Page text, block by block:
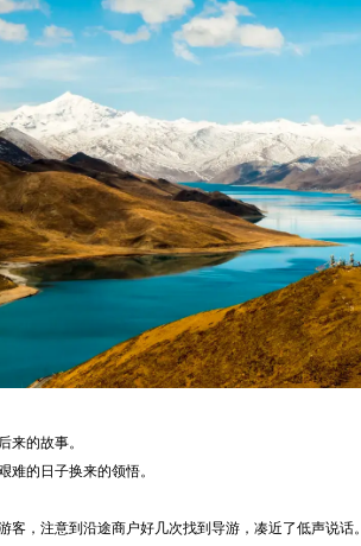
来的故事。
的日子换来的领悟。
客，注意到沿途商户好几次找到导游，凑近了低声说